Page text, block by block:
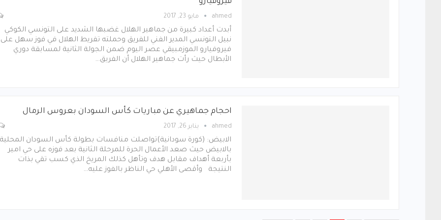
ahmed مايو 23, 2017
أبدت أعداد كبيرة من جماهير الهلال غضبها الشديد على التونسي الكوكي
نبيل التونسي المدير الفني للفريق وحملته تفريط الهلال في فوز سهل على
فيروفيارو الموزمبيقي عصر اليوم ضمن الجولة الثانية لمسابقة دوري
الأبطال حيث رأت جماهير الهلال أن الفريق…
احجام جماهيري عن مباريات كأس السودان بعروس الرمال
ahmed يناير 26, 2017
الابيض: (كورة سودانية)تواصلت منافسات بطولة كأس السودان المحلية
بالابيض حيث صعد الأعمال الحرة للمرحلة الثانية بعد فوزه على حي امير
بأربعة أهداف مقابل هدف وتأهل كذلك المريخ الذي كسب تقي بذات
النتيجة وأقصى الأهلي حي الناظر بالفوز عليه…